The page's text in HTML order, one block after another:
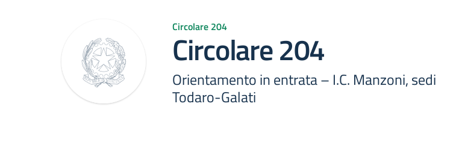
Circolare 204
Circolare 204
Orientamento in entrata – I.C. Manzoni, sedi
Todaro-Galati